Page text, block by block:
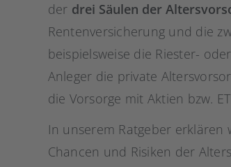
der drei Säulen der
Rentenversicherung und die
beispielsweise die Riester-
Anleger die private
die Vorsorge mit Aktien bzw.
In unserem Ratgeber erklären
Chancen und Risiken der